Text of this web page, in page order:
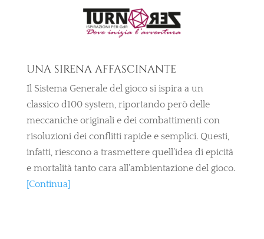
una sirena affascinante
Il Sistema Generale del gioco si ispira a un
classico d100 system, riportando però delle
meccaniche originali e dei combattimenti con
risoluzioni dei conflitti rapide e semplici. Questi,
infatti, riescono a trasmettere quell’idea di epicità
e mortalità tanto cara all’ambientazione del gioco.
[Continua]